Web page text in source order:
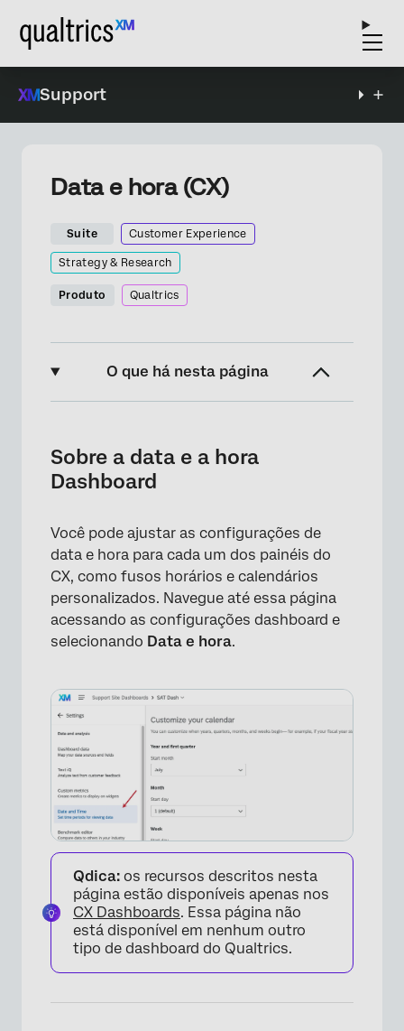
Support
Data e hora (CX)
Suite Customer Experience
Strategy & Research
Produto Qualtrics
O que há nesta página
Personalização do calendário do seu
Dashboard
em um Dashboard
Configuração do Zona horário do Dashboard
Sobre a data e a hora
Dashboard
Você pode ajustar as configurações de
data e hora para cada um dos painéis do
CX, como fusos horários e calendários
personalizados. Navegue até essa página
acessando as configurações dashboard e
selecionando Data e hora.
Qdica: os recursos descritos nesta
página estão disponíveis apenas nos
CX Dashboards. Essa página não
está disponível em nenhum outro
tipo de dashboard do Qualtrics.